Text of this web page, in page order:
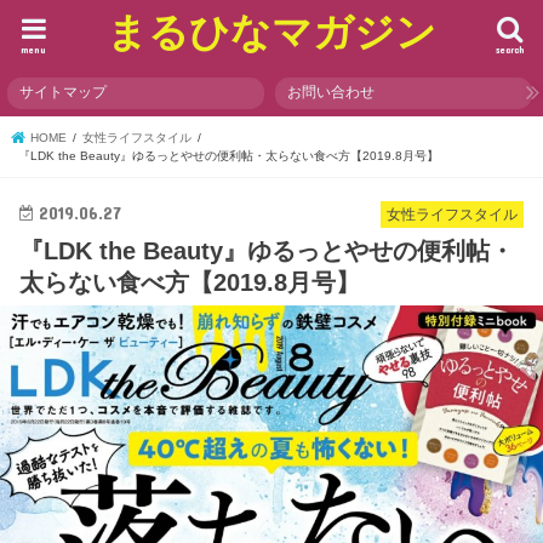
まるひなマガジン search
menu
サイトマップ お問い合わせ
HOME
女性ライフスタイル
『LDK the Beauty』ゆるっとやせの便利帖・太らない食べ方【2019.8月号】
女性ライフスタイル
2019.06.27
『LDK the Beauty』ゆるっとやせの便利帖・
太らない食べ方【2019.8月号】